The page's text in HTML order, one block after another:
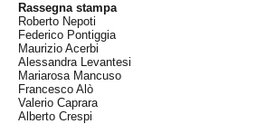
Rassegna stampa
Roberto Nepoti
Federico Pontiggia
Maurizio Acerbi
Alessandra Levantesi
Mariarosa Mancuso
Francesco Alò
Valerio Caprara
Alberto Crespi